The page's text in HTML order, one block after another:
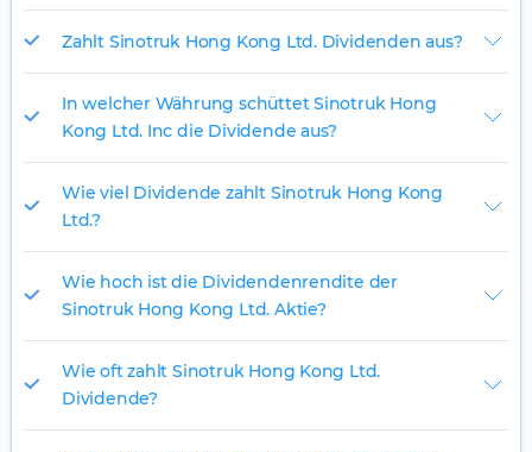
Zahlt Sinotruk Hong Kong Ltd. Dividenden aus?
In welcher Währung schüttet Sinotruk Hong
Kong Ltd. Inc die Dividende aus?
Wie viel Dividende zahlt Sinotruk Hong Kong
Ltd.?
Wie hoch ist die Dividendenrendite der
Sinotruk Hong Kong Ltd. Aktie?
Wie oft zahlt Sinotruk Hong Kong Ltd.
Dividende?